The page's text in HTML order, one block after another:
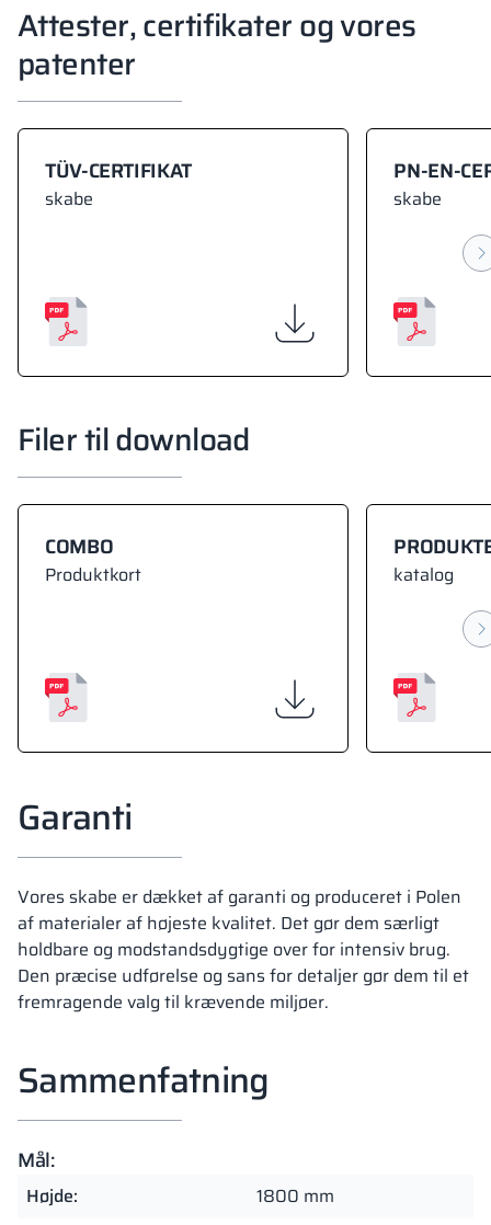
Attester, certifikater og vores
patenter
TÜV-CERTIFIKAT
skabe
PN-EN-
skabe
Filer til download
COMBO
Produktkort katalog
Garanti
Vores skabe er dækket af garanti og produceret i Polen
af materialer af højeste kvalitet. Det gør dem særligt
holdbare og modstandsdygtige over for intensiv brug.
Den præcise udførelse og sans for detaljer gør dem til et
fremragende valg til krævende miljøer.
Sammenfatning
Mål:
Højde:
1800 mm